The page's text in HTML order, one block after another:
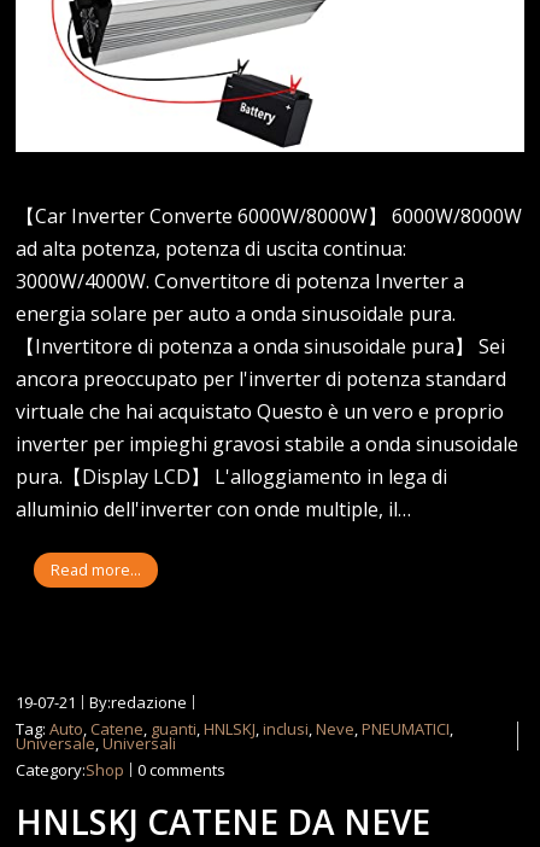
【Car Inverter Converte 6000W/8000W】 6000W/8000W
ad alta potenza, potenza di uscita continua:
3000W/4000W. Convertitore di potenza Inverter a
energia solare per auto a onda sinusoidale pura.
【Invertitore di potenza a onda sinusoidale pura】 Sei
ancora preoccupato per l'inverter di potenza standard
virtuale che hai acquistato Questo è un vero e proprio
inverter per impieghi gravosi stabile a onda sinusoidale
pura.【Display LCD】 L'alloggiamento in lega di
alluminio dell'inverter con onde multiple, il…
Read more...
19-07-21
By:redazione
Tag:Auto, Catene, guanti,HNLSKJ,inclusi,Neve,PNEUMATICI,
Universale,Universali
Category:Shop 0 comments
HNLSKJ CATENE DA NEVE